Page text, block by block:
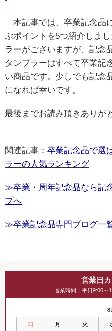
本記事では、卒業記念品
ぶポイントを5つ紹介しま
ラーがございますが、記念
タンブラーはすべて卒業記
い商品です。少しでも記念
になれば幸いです。
最後までお読み頂きありが
関連記事： 卒業記念品で選
ラーの人気ランキング
≫卒業・周年記念品なら記
プへ
≫卒業記念品専門ブログ一
営業日
営業時間：平日9:00～
8
日 月 火